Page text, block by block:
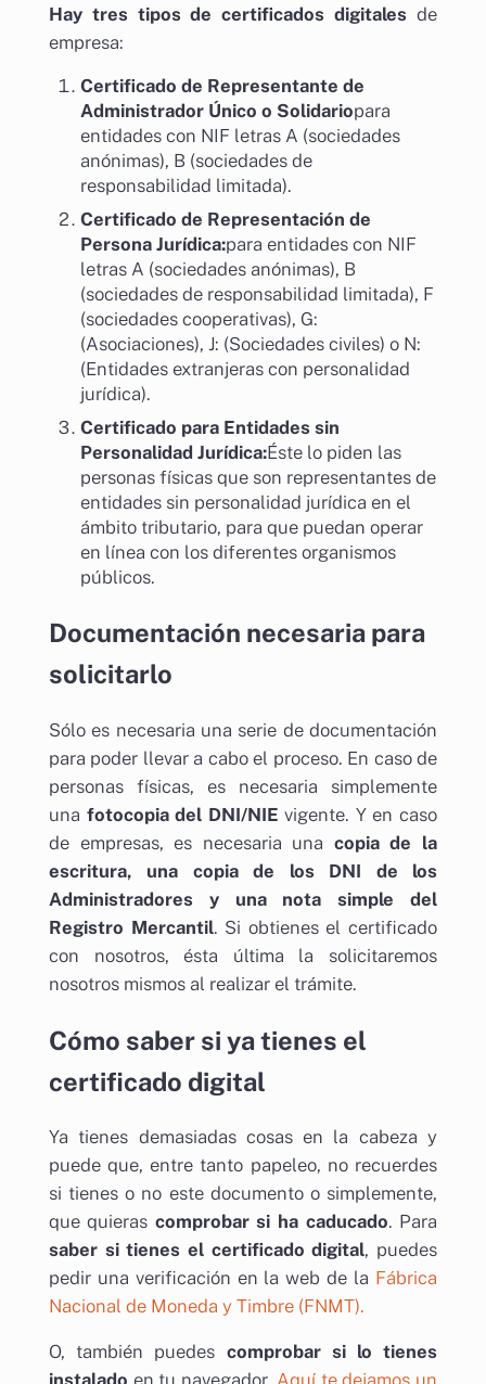
Hay tres tipos de certificados digitales de
empresa:
Certificado de Representante de
Administrador Único o Solidariopara
entidades con NIF letras A (sociedades
anónimas), B (sociedades de
responsabilidad limitada).
Certificado de Representación de
Persona Jurídica:para entidades con NIF
letras A (sociedades anónimas), B
(sociedades de responsabilidad limitada), F
(sociedades cooperativas), G:
(Asociaciones), J: (Sociedades civiles) o N:
(Entidades extranjeras con personalidad
jurídica).
Certificado para Entidades sin
Personalidad Jurídica:Éste lo piden las
personas físicas que son representantes de
entidades sin personalidad jurídica en el
ámbito tributario, para que puedan operar
en línea con los diferentes organismos
públicos.
Documentación necesaria para
solicitarlo
Sólo es necesaria una serie de documentación
para poder llevar a cabo el proceso. En caso de
personas físicas, es necesaria simplemente
una fotocopia del DNI/NIE vigente. Y en caso
de empresas, es necesaria una copia de la
escritura, una copia de los DNI de los
Administradores y una nota simple del
Registro Mercantil. Si obtienes el certificado
con nosotros, ésta última la solicitaremos
nosotros mismos al realizar el trámite.
Cómo saber si ya tienes el
certificado digital
Ya tienes demasiadas cosas en la cabeza y
puede que, entre tanto papeleo, no recuerdes
si tienes o no este documento o simplemente,
que quieras comprobar si ha caducado. Para
saber si tienes el certificado digital, puedes
pedir una verificación en la web de la Fábrica
Nacional de Moneda y Timbre (FNMT).
O, también puedes comprobar si lo tienes